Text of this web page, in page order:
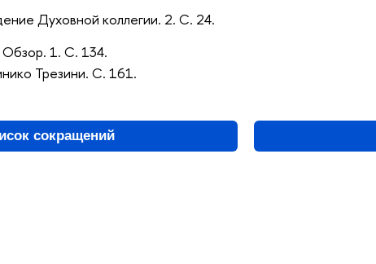
Духовной коллегии. 2. С. 24.
1. С. 134.
Трезини. С. 161.
сокращений